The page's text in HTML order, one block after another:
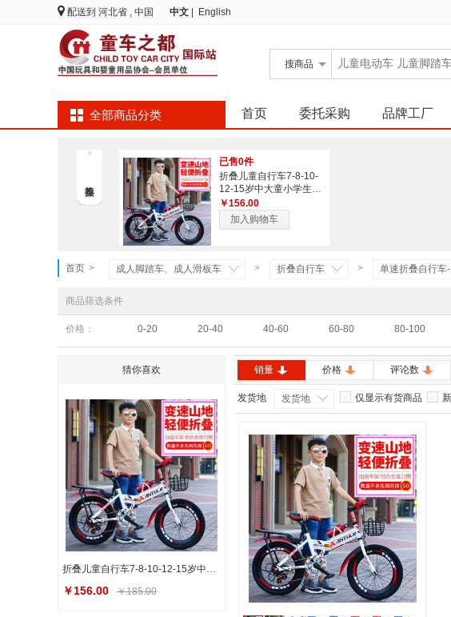
配送到 河北省 , 中国 中文 English
搜商品
全部商品分类 首页 委托采购 品牌工厂
已售0件
折叠儿童自行车7-8-10-
12-15岁中大童小学生山
地童车男孩脚踏单车
￥156.00
加入购物车
首页 > 成人脚踏车、成人滑板车 > 折叠自行车 > 单速折叠自行车
商品筛选条件
价格： 0-20 20-40 40-60 60-80 80-100
猜你喜欢
折叠儿童自行车7-8-10-12-15岁中大童小学生山地童车男孩脚踏单车
￥156.00 ￥185.00
销量 价格 评论数
发货地 发货地 仅显示有货商品